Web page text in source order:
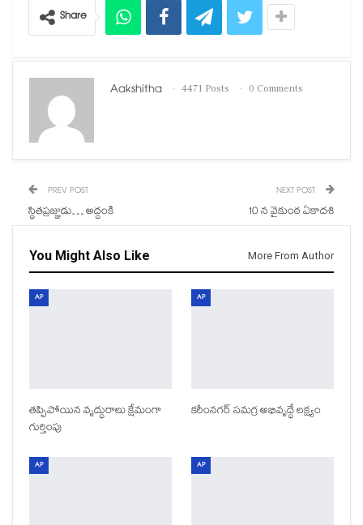
Share
Aakshitha 4471 Posts 0 Comments
PREV POST
స్థితప్రజ్ఞుడు… అద్దంకి
NEXT POST
10 న వైకుంఠ ఏకాదశి
You Might Also Like More From Author
AP
తప్పిపోయిన వృద్ధురాలు క్షేమంగా
గుర్తింపు
AP
కరీంనగర్ సమగ్ర అభివృద్ధే లక్ష్యం
AP AP